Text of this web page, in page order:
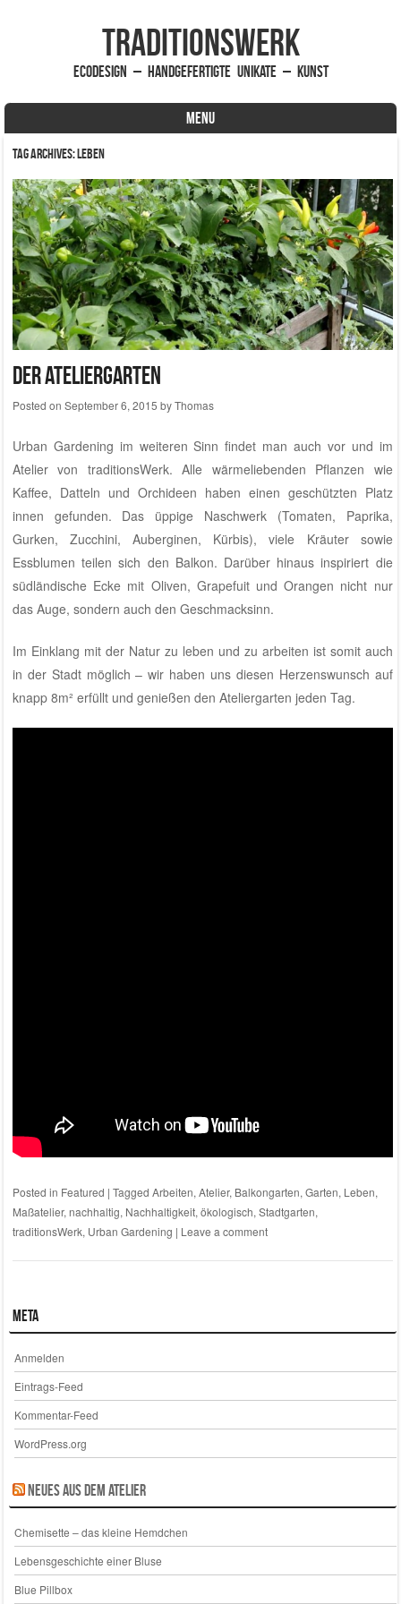
traditionsWerk
EcoDesign – handgefertigte Unikate – Kunst
MENU
Skip to content
Tag Archives:Leben
Der Ateliergarten
Posted on September 6, 2015 byThomas
Urban Gardening im weiteren Sinn findet man auch vor und im
Atelier von traditionsWerk. Alle wärmeliebenden Pflanzen wie
Kaffee, Datteln und Orchideen haben einen geschützten Platz
innen gefunden. Das üppige Naschwerk (Tomaten, Paprika,
Gurken, Zucchini, Auberginen, Kürbis), viele Kräuter sowie
Essblumen teilen sich den Balkon. Darüber hinaus inspiriert die
südländische Ecke mit Oliven, Grapefuit und Orangen nicht nur
das Auge, sondern auch den Geschmacksinn.
Im Einklang mit der Natur zu leben und zu arbeiten ist somit auch
in der Stadt möglich – wir haben uns diesen Herzenswunsch auf
knapp 8m² erfüllt und genießen den Ateliergarten jeden Tag.
Posted in Featured | Tagged Arbeiten, Atelier, Balkongarten, Garten, Leben,
Maßatelier, nachhaltig, Nachhaltigkeit, ökologisch, Stadtgarten,
traditionsWerk, Urban Gardening | Leave a comment
Meta
Anmelden
Eintrags-Feed
Kommentar-Feed
WordPress.org
Neues aus dem Atelier
Chemisette – das kleine Hemdchen
Lebensgeschichte einer Bluse
Blue Pillbox